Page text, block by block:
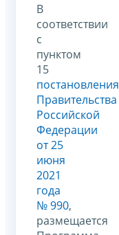
В
соответствии
с
пунктом
15
постановления
Правительства
Российской
Федерации
от 25
июня
2021
года
№ 990,
размещается